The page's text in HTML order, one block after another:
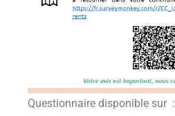
Questionnaire disponible sur :